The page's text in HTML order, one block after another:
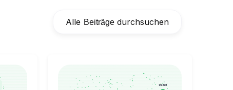
Alle Beiträge durchsuchen